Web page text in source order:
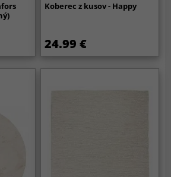
Koberec z kusov - Happy
24.99 €